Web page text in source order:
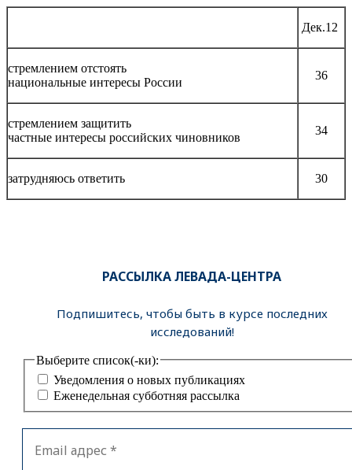
Дек.12
стремлением отстоять
национальные интересы России
36
стремлением защитить
частные интересы российских чиновников
34
затрудняюсь ответить 30
РАССЫЛКА ЛЕВАДА-ЦЕНТРА
Подпишитесь, чтобы быть в курсе последних
исследований!
Выберите список(-ки):
Уведомления о новых публикациях
Еженедельная субботняя рассылка